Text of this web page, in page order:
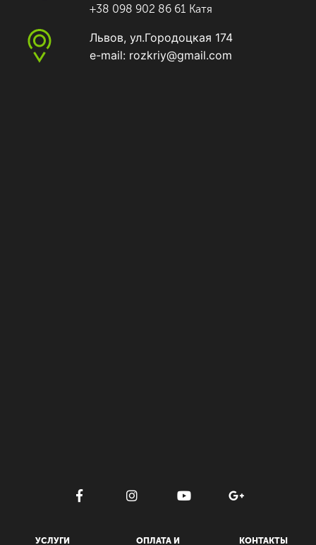
+38 098 902 86 61 Катя
Львов, ул.Городоцкая 174
e-mail: rozkriy@gmail.com
УСЛУГИ ОПЛАТА И КОНТАКТЫ